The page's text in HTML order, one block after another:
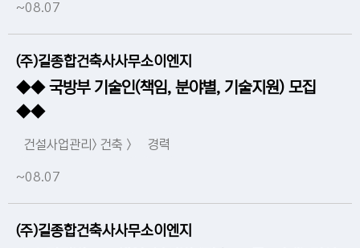
~08.07
(주)길종합건축사사무소이엔지
◆◆ 국방부 기술인(책임, 분야별, 기술지원) 모집
◆◆
건설사업관리> 건축 > 경력
~08.07
(주)길종합건축사사무소이엔지